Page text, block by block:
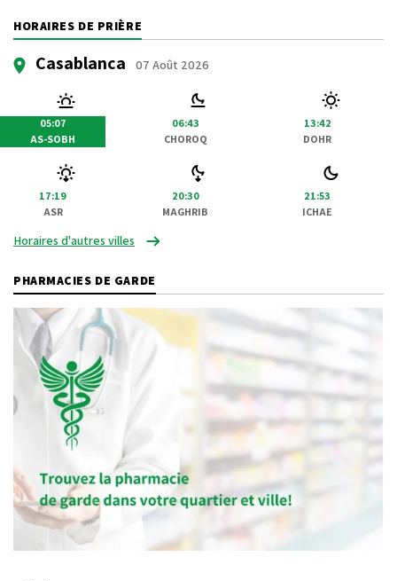
HORAIRES DE PRIÈRE
Casablanca 07 Août 2026
05:07
AS-SOBH
06:43
CHOROQ
13:42
DOHR
17:19
ASR
20:30
MAGHRIB
21:53
ICHAE
Horaires d'autres villes
PHARMACIES DE GARDE